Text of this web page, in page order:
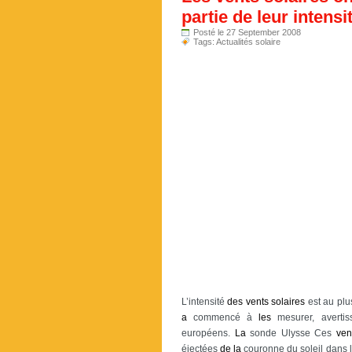
partie de leur
Posté le 27 September 2008
Tags: Actualités solaire
L’intensitédes vents solaires est au
a commencé à les mesurer,
européens. Lasonde Ulysse Ces
éjectéesde la couronne du soleil dans